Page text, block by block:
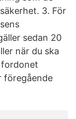
3. För
sedan 20
när du ska
fordonet
föregående